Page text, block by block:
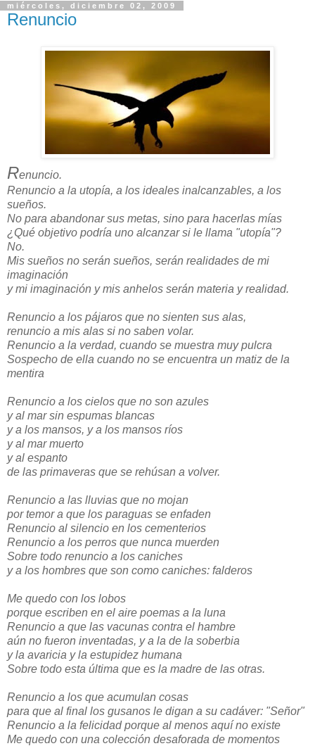
miércoles, diciembre 02, 2009
Renuncio
Renuncio.
Renuncio a la utopía, a los ideales inalcanzables, a los
sueños.
No para abandonar sus metas, sino para hacerlas mías
¿Qué objetivo podría uno alcanzar si le llama "utopía"?
No.
Mis sueños no serán sueños, serán realidades de mi
imaginación
y mi imaginación y mis anhelos serán materia y realidad.
Renuncio a los pájaros que no sienten sus alas,
renuncio a mis alas si no saben volar.
Renuncio a la verdad, cuando se muestra muy pulcra
Sospecho de ella cuando no se encuentra un matiz de la
mentira
Renuncio a los cielos que no son azules
y al mar sin espumas blancas
y a los mansos, y a los mansos ríos
y al mar muerto
y al espanto
de las primaveras que se rehúsan a volver.
Renuncio a las lluvias que no mojan
por temor a que los paraguas se enfaden
Renuncio al silencio en los cementerios
Renuncio a los perros que nunca muerden
Sobre todo renuncio a los caniches
y a los hombres que son como caniches: falderos
Me quedo con los lobos
porque escriben en el aire poemas a la luna
Renuncio a que las vacunas contra el hambre
aún no fueron inventadas, y a la de la soberbia
y la avaricia y la estupidez humana
Sobre todo esta última que es la madre de las otras.
Renuncio a los que acumulan cosas
para que al final los gusanos le digan a su cadáver: "Señor"
Renuncio a la felicidad porque al menos aquí no existe
Me quedo con una colección desaforada de momentos